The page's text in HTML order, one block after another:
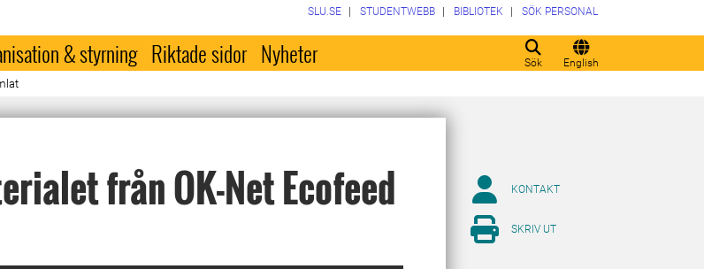
Sök English
SLU.SE STUDENTWEBB BIBLIOTEK SÖK PERSONAL
& styrning Riktade sidor Nyheter
från OK-Net Ecofeed
KONTAKT
SKRIV UT